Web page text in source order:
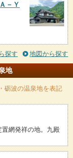
－Ｙ
探す 地図から探す
地
砺波の温泉地を表記
網発祥の地。九殿